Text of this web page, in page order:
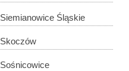
Siemianowice Śląskie
Skoczów
Sośnicowice